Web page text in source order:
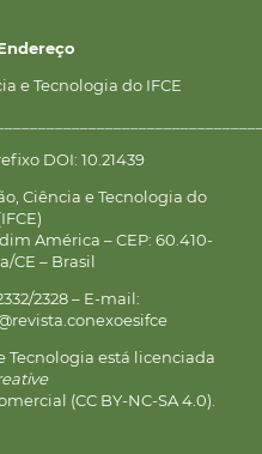
e Tecnologia do IFCE
DOI: 10.21439
Ciência e Tecnologia do
América – CEP: 60.410-
CE – Brasil
2328 – E-mail:
Tecnologia está licenciada
(CC BY-NC-SA 4.0).